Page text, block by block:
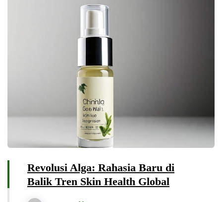
Revolusi Alga: Rahasia Baru di
Balik Tren Skin Health Global